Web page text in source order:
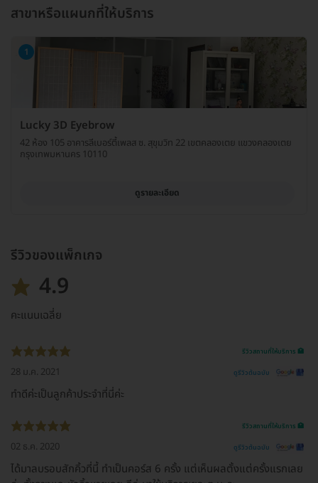
สาขาหรือแผนกที่ให้บริการ
1
Lucky 3D Eyebrow
42 ห้อง 105 อาคารลีเบอร์ตี้เพลส ซ. สุขุมวิท 22 เขตคลองเตย แขวงคลองเตย
กรุงเทพมหานคร 10110
ดูรายละเอียด
รีวิวของแพ็กเกจ
4.9
คะแนนเฉลี่ย
รีวิวสถานที่ให้บริการ 🏥
28 ม.ค. 2021 ดูรีวิวต้นฉบับ
ทำดีค่ะเป็นลูกค้าประจำที่นี่ค่ะ
รีวิวสถานที่ให้บริการ 🏥
02 ธ.ค. 2020 ดูรีวิวต้นฉบับ
ได้มาลบรอบสักคิ้วที่นี้ ทำเป็นคอร์ส 6 ครั้ง แต่เห็นผลตั้งแต่ครั้งแรกเลย